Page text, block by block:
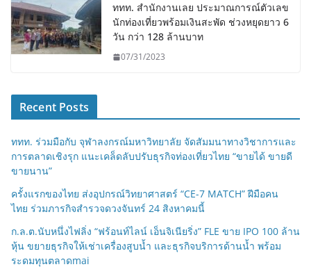
ททท. สำนักงานเลย ประมาณการณ์ตัวเลข
นักท่องเที่ยวพร้อมเงินสะพัด ช่วงหยุดยาว 6
วัน กว่า 128 ล้านบาท
07/31/2023
Recent Posts
ททท. ร่วมมือกับ จุฬาลงกรณ์มหาวิทยาลัย จัดสัมมนาทางวิชาการและ
การตลาดเชิงรุก แนะเคล็ดลับปรับธุรกิจท่องเที่ยวไทย “ขายได้ ขายดี
ขายนาน”
ครั้งแรกของไทย ส่งอุปกรณ์วิทยาศาสตร์ “CE-7 MATCH” ฝีมือคน
ไทย ร่วมภารกิจสำรวจดวงจันทร์ 24 สิงหาคมนี้
ก.ล.ต.นับหนึ่งไฟลิ่ง “ฟร้อนท์ไลน์ เอ็นจิเนียริ่ง” FLE ขาย IPO 100 ล้าน
หุ้น ขยายธุรกิจให้เช่าเครื่องสูบน้ำ และธุรกิจบริการด้านน้ำ พร้อม
ระดมทุนตลาดmai